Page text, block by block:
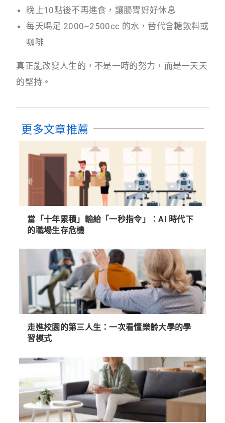
晚上10點後不再進食，讓腸胃好好休息
每天喝足 2000–2500cc 的水，替代含糖飲料或
咖啡
真正能改變人生的，不是一時的努力，而是一天天
的堅持。
更多文章推薦
當「十年累積」輸給「一秒指令」：AI 時代下
的職場生存危機
走進校園的第三人生：一次看懂樂齡大學的學
習模式